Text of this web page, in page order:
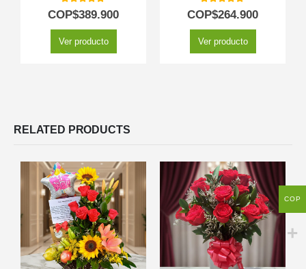
5.00out of 5
COP$389.900
Ver producto
5.00out of 5
COP$264.900
Ver producto
RELATED PRODUCTS
COP